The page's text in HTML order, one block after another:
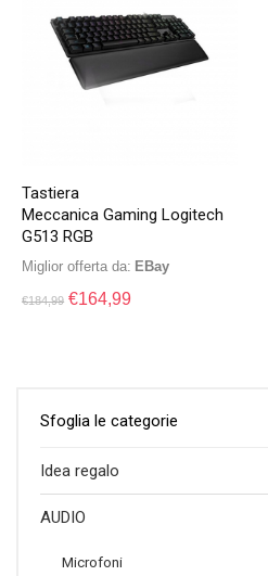
Tastiera
Meccanica Gaming Logitech
G513 RGB
Miglior offerta da: eBay
€184,99 €164,99
Sfoglia le categorie
Idea regalo
AUDIO
Microfoni